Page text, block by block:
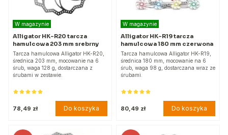
W magazynie
Alligator HK-R20 tarcza
hamulcowa 203 mm srebrny
Tarcza hamulcowa Alligator HK-R20,
średnica 203 mm, mocowanie na 6
śrub, waga 128 g, dostarczana z
śrubami w zestawie.
78,49 zł Do koszyka
W magazynie
Alligator HK-R19 tarcza
hamulcowa 180 mm czerwona
Tarcza hamulcowa Alligator HK-R19,
średnica 180 mm, mocowanie na 6
śrub, waga 98 g, dostarczana wraz ze
śrubami.
80,49 zł Do koszyka